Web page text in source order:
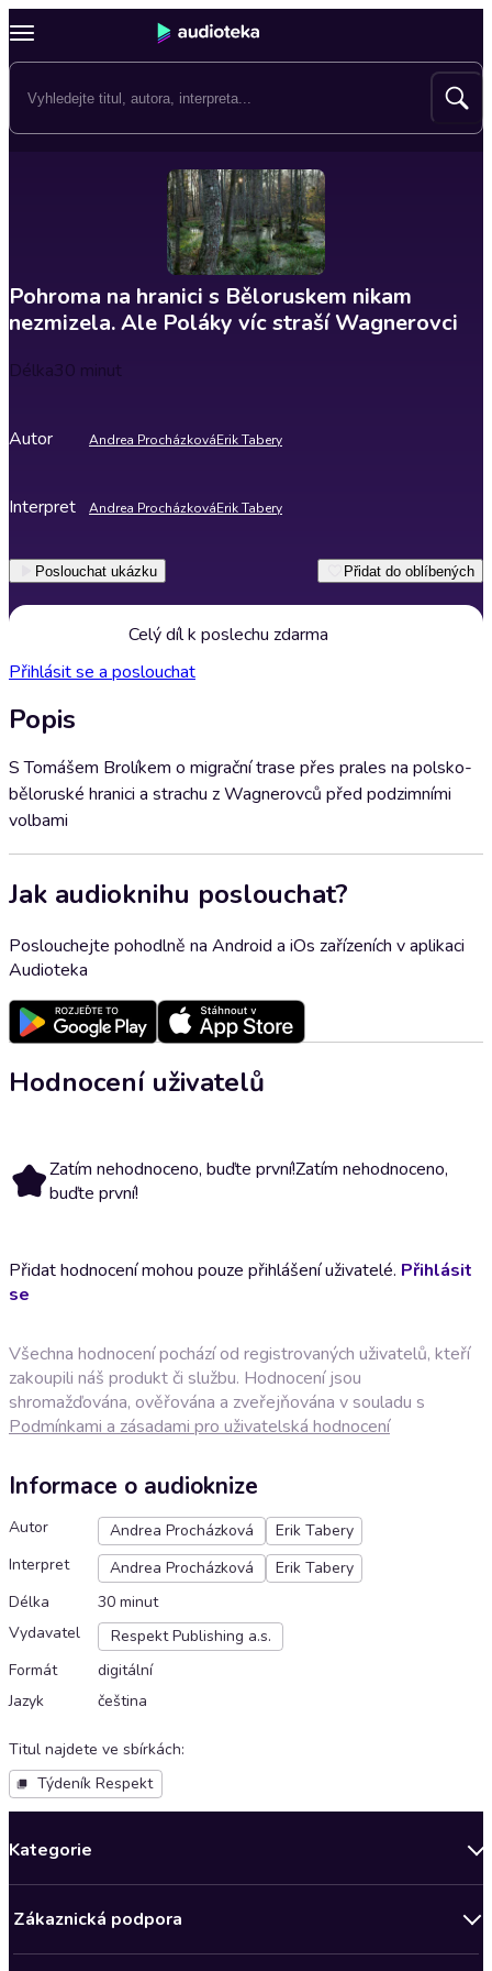
Pohroma na hranici s Běloruskem nikam
nezmizela. Ale Poláky víc straší Wagnerovci
Délka30 minut
Autor Andrea ProcházkováErik Tabery
Interpret Andrea ProcházkováErik Tabery
Poslouchat ukázku Přidat do oblíbených
Celý díl k poslechu zdarma
Přihlásit se a poslouchat
Popis
S Tomášem Brolíkem o migrační trase přes prales na polsko-
běloruské hranici a strachu z Wagnerovců před podzimními
volbami
Jak audioknihu poslouchat?
Poslouchejte pohodlně na Android a iOs zařízeních v aplikaci
Audioteka
Hodnocení uživatelů
Zatím nehodnoceno, buďte první!Zatím nehodnoceno,
buďte první!
Přidat hodnocení mohou pouze přihlášení uživatelé. Přihlásit
se
Všechna hodnocení pochází od registrovaných uživatelů, kteří
zakoupili náš produkt či službu. Hodnocení jsou
shromažďována, ověřována a zveřejňována v souladu s
Podmínkami a zásadami pro uživatelská hodnocení
Informace o audioknize
Autor Andrea Procházková
Erik Tabery
Interpret
Andrea Procházková
Erik Tabery
Délka
30 minut
Vydavatel
Respekt Publishing a.s.
Formát
digitální
Jazyk
čeština
Titul najdete ve sbírkách:
Týdeník Respekt
Kategorie
Bestsellery měsíce
Zákaznická podpora